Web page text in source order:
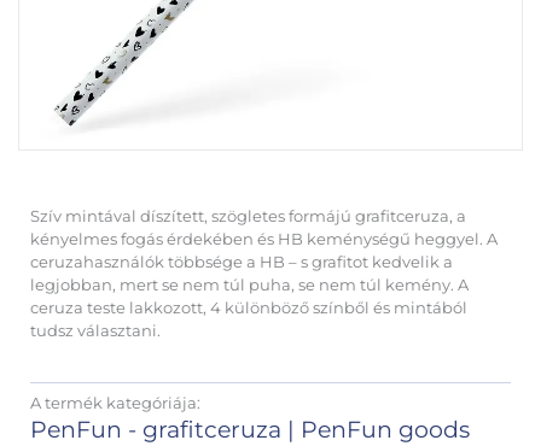
Szív mintával díszített, szögletes formájú grafitceruza, a
kényelmes fogás érdekében és HB keménységű heggyel. A
ceruzahasználók többsége a HB – s grafitot kedvelik a
legjobban, mert se nem túl puha, se nem túl kemény. A
ceruza teste lakkozott, 4 különböző színből és mintából
tudsz választani.
A termék kategóriája:
PenFun - grafitceruza | PenFun goods